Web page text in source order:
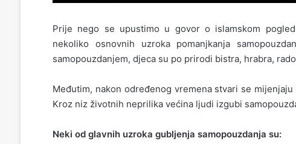
Prije nego se upustimo u govor o islamskom
nekoliko osnovnih uzroka pomanjkanja
samopouzdanjem, djeca su po prirodi bistra, hrabra,
Međutim, nakon određenog vremena stvari se
Kroz niz životnih neprilika većina ljudi izgubi
Neki od glavnih uzroka gubljenja samopouzdanja su: